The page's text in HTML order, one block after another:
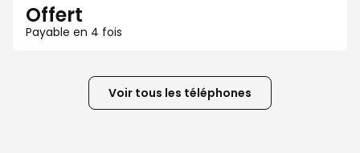
Offert
Payable en 4 fois
Voir tous les téléphones